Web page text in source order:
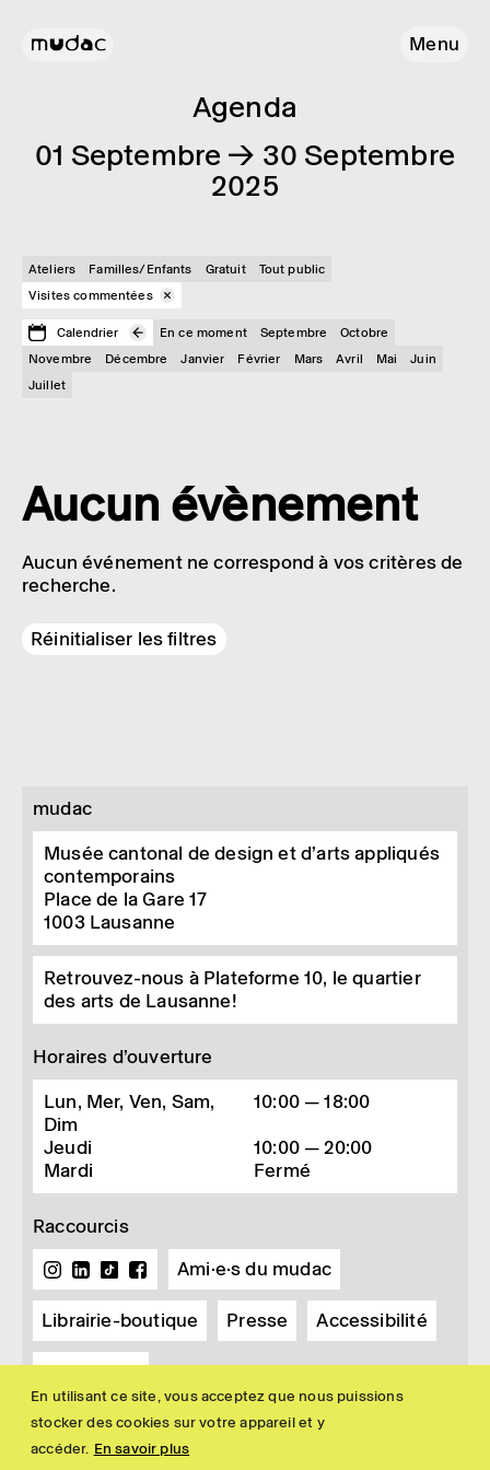
En utilisant ce site, vous acceptez que nous puissions
stocker des cookies sur votre appareil et y
accéder. En savoir plus
Menu
Agenda
01 Septembre → 30 Septembre
2025
Ateliers Familles/Enfants Gratuit
Tout public
Visites commentées
Calendrier En ce moment Septembre
Octobre
Novembre
Décembre Janvier Février Mars Avril Mai
Juin
Juillet
Aucun évènement
Aucun événement ne correspond à vos critères de
recherche.
Réinitialiser les filtres
mudac
Musée cantonal de design et d’arts appliqués
contemporains
Place de la Gare 17
1003 Lausanne
Retrouvez-nous à Plateforme 10, le quartier
des arts de Lausanne!
Horaires d’ouverture
Lun, Mer, Ven, Sam,
Dim
10:00 — 18:00
Jeudi
10:00 — 20:00
Mardi
Fermé
Raccourcis
Ami·e·s du mudac
Librairie-boutique Presse Accessibilité
Newsletter